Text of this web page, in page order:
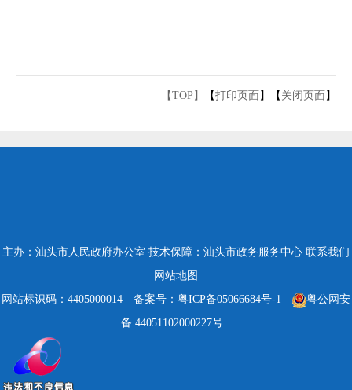
【TOP】 【打印页面 】【 关闭页面 】
主办：汕头市人民政府办公室 技术保障：汕头市政务服务中心 联系我们
网站地图
网站标识码：4405000014
备案号：粤ICP备05066684号-1
粤公网安
备 44051102000227号